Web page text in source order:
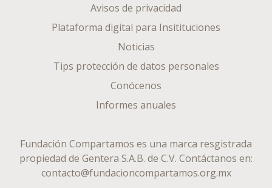
Avisos de privacidad
Plataforma digital para Insitituciones
Noticias
Tips protección de datos personales
Conócenos
Informes anuales
Fundación Compartamos es una marca resgistrada
propiedad de Gentera S.A.B. de C.V. Contáctanos en:
contacto@fundacioncompartamos.org.mx